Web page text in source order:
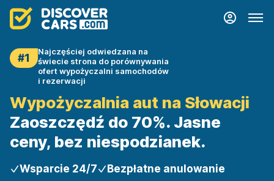
#1
Najczęściej odwiedzana na
świecie strona do porównywania
ofert wypożyczalni samochodów
i rezerwacji
Wypożyczalnia aut na Słowacji
Zaoszczędź do 70%. Jasne
ceny, bez niespodzianek.
Wsparcie 24/7 Bezpłatne anulowanie